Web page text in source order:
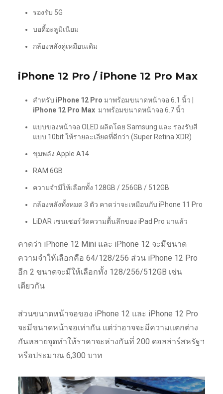
รองรับ 5G
บอดี้อะลูมิเนียม
กล้องหลังคู่เหมือนเดิม
iPhone 12 Pro / iPhone 12 Pro Max
สำหรับ iPhone 12 Pro มาพร้อมขนาดหน้าจอ 6.1 นิ้ว |
iPhone 12 Pro Maxมาพร้อมขนาดหน้าจอ 6.7 นิ้ว
แบบของหน้าจอ OLED ผลิตโดย Samsung และ รองรับสี
แบบ 10bit ให้รายละเอียดที่ดีกว่า (Super Retina XDR)
ขุมพลัง Apple A14
RAM 6GB
ความจำมีให้เลือกทั้ง 128GB / 256GB / 512GB
กล้องหลังทั้งหมด 3 ตัว คาดว่าจะเหมือนกับ iPhone 11 Pro
LiDAR เซนเซอร์วัดความตื้นลึกของ iPad Pro มาแล้ว
คาดว่า iPhone 12 Mini และ iPhone 12 จะมีขนาด
ความจำให้เลือกคือ 64/128/256 ส่วน iPhone 12 Pro
อีก 2 ขนาดจะมีให้เลือกทั้ง 128/256/512GB เช่น
เดียวกัน
ส่วนขนาดหน้าจอของ iPhone 12 และ iPhone 12 Pro
จะมีขนาดหน้าจอเท่ากัน แต่ว่าอาจจะมีความแตกต่าง
กันหลายจุดทำให้ราคาจะห่างกันที่ 200 ดอลล่าร์สหรัฐฯ
หรือประมาณ 6,300 บาท